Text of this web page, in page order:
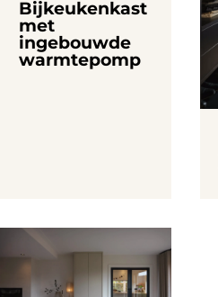
Bijkeukenkast
met
ingebouwde
warmtepomp